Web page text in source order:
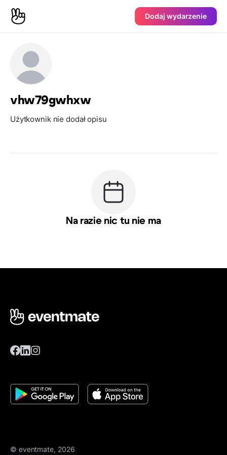
Dodaj wydarzenie
vhw79gwhxw
Użytkownik nie dodał opisu
Na razie nic tu nie ma
© eventmate, 2026